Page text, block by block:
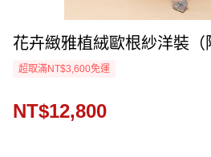
花卉緻雅植絨歐根紗洋裝（
超取滿NT$3,600免運
NT$12,800